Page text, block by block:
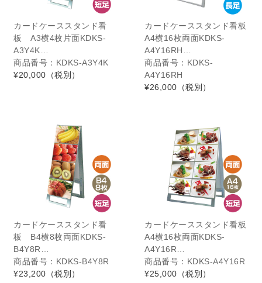
カードケーススタンド看
板 A3横4枚片面KDKS-
A3Y4K…
商品番号：KDKS-A3Y4K
¥20,000 （税別）
カードケーススタンド看板
A4横16枚両面KDKS-
A4Y16RH…
商品番号：KDKS-
A4Y16RH
¥26,000 （税別）
カードケーススタンド看
板 B4横8枚両面KDKS-
B4Y8R…
商品番号：KDKS-B4Y8R
¥23,200 （税別）
カードケーススタンド看板
A4横16枚両面KDKS-
A4Y16R…
商品番号：KDKS-A4Y16R
¥25,000 （税別）